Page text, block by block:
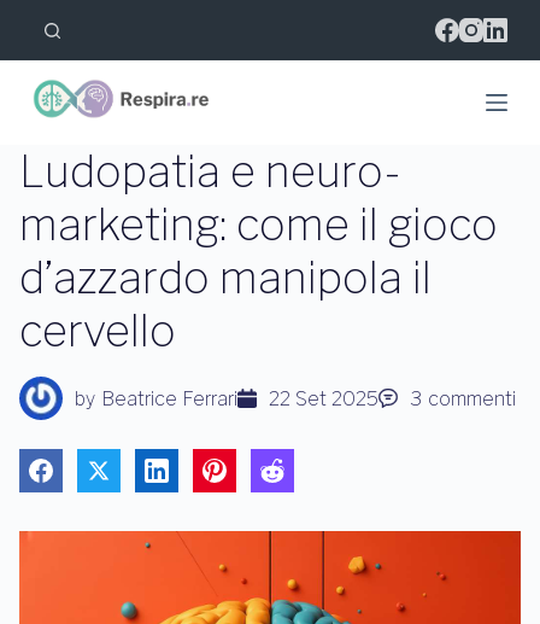
l
l
n
t
n
t
o
Ludopatia e neuro-
marketing: come il gioco
d’azzardo manipola il
cervello
by Beatrice Ferrari 22 Set 2025 3 commenti